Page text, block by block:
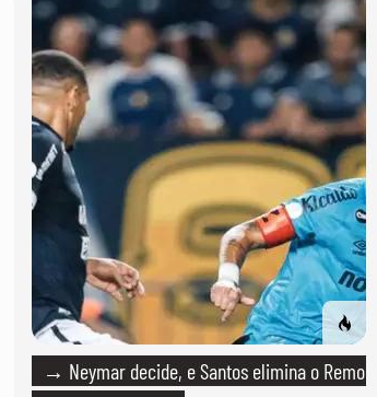
→ Neymar decide, e Santos elimina o Remo